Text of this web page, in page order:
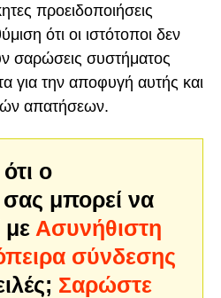
προειδοποιήσεις
ότι οι ιστότοποι δεν
σαρώσεις συστήματος
για την αποφυγή αυτής και
απατήσεων.
ο
μπορεί να
με Ασυνήθιστη
σύνδεσης
Σαρώστε